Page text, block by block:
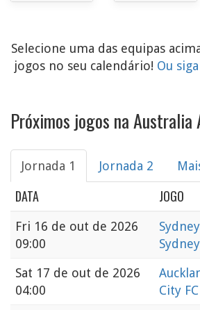
Selecione uma das equipas
jogos no seu calendário! Ou
Próximos jogos na Australia
Jornada 1 Jornada 2
DATA JOGO
Fri 16 de out de 2026
09:00
Sat 17 de out de 2026
04:00
City FC